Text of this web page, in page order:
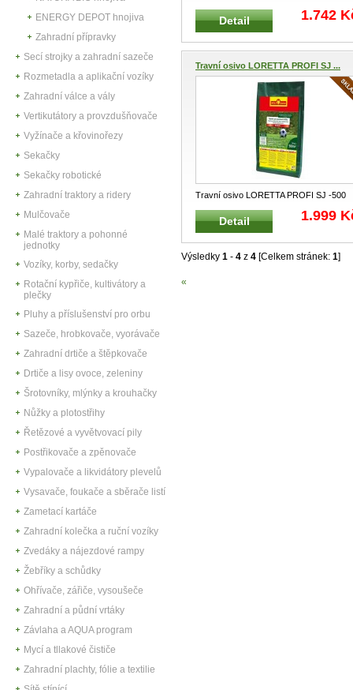
ENERGY DEPOT hnojiva
Zahradní přípravky
Secí strojky a zahradní sazeče
Rozmetadla a aplikační vozíky
Zahradní válce a vály
Vertikutátory a provzdušňovače
Vyžínače a křovinořezy
Sekačky
Sekačky robotické
Zahradní traktory a ridery
Mulčovače
Malé traktory a pohonné
jednotky
Vozíky, korby, sedačky
Rotační kypřiče, kultivátory a
plečky
Pluhy a příslušenství pro orbu
Sazeče, hrobkovače, vyorávače
Zahradní drtiče a štěpkovače
Drtiče a lisy ovoce, zeleniny
Šrotovníky, mlýnky a krouhačky
Nůžky a plotostřihy
Řetězové a vyvětvovací pily
Postřikovače a zpěnovače
Vypalovače a likvidátory plevelů
Vysavače, foukače a sběrače listí
Zametací kartáče
Zahradní kolečka a ruční vozíky
Zvedáky a nájezdové rampy
Žebříky a schůdky
Ohřívače, zářiče, vysoušeče
Zahradní a půdní vrtáky
Závlaha a AQUA program
Mycí a tllakové čističe
Zahradní plachty, fólie a textilie
WOLF-Garten 10 kg na 500 m² Speciál
Detail 1.742
Travní osivo LORETTA PROFI SJ ...
Travní osivo LORETTA PROFI SJ -500
WOLF-Garten 10 kg na 500 m²
Detail 1.999
Výsledky 1 - 4 z 4 [Celkem stránek: 1]
«